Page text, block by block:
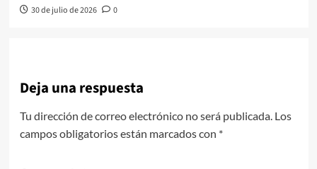
30 de julio de 2026 0
Deja una respuesta
Tu dirección de correo electrónico no será publicada. Los
campos obligatorios están marcados con *